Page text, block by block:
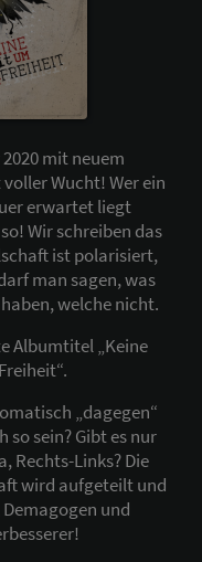
mit neuem
Wucht! Wer ein
erwartet liegt
Wir schreiben das
ist polarisiert,
man sagen, was
welche nicht.
Albumtitel „Keine
„dagegen“
sein? Gibt es nur
Rechts-Links? Die
wird aufgeteilt und
und